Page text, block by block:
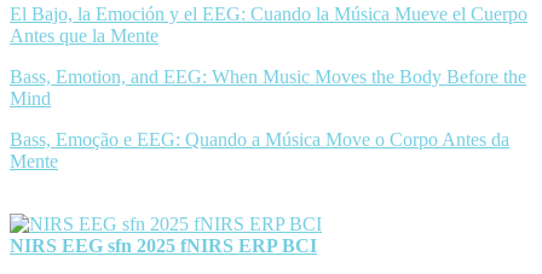
El Bajo, la Emoción y el EEG: Cuando la Música Mueve el Cuerpo
Antes que la Mente
Bass, Emotion, and EEG: When Music Moves the Body Before the
Mind
Bass, Emoção e EEG: Quando a Música Move o Corpo Antes da
Mente
NIRS EEG sfn 2025 fNIRS ERP BCI